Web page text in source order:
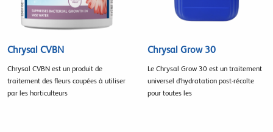
Chrysal CVBN
Chrysal CVBN est un produit de
traitement des fleurs coupées à utiliser
par les horticulteurs
Chrysal Grow 30
Le Chrysal Grow 30 est un traitement
universel d'hydratation post-récolte
pour toutes les